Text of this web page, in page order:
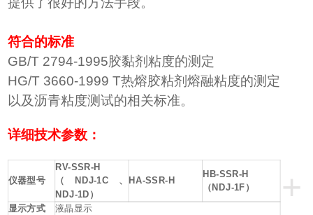
符合的标准
GB/T 2794-1995胶黏剂粘度的测定
HG/T 3660-1999 T热熔胶粘剂熔融粘度的测定
以及沥青粘度测试的相关标准。
详细技术参数：
+
仪器型号
RV-SSR-H
（
NDJ-1C 、
NDJ-1D ）
HA-SSR-H
HB-SSR-H
（ NDJ-1F ）
显示方式
液晶显示